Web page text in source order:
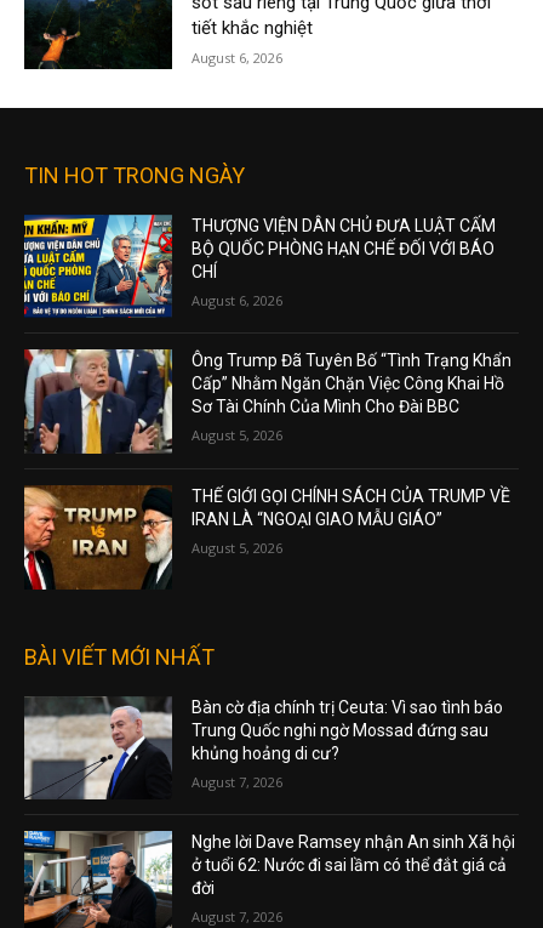
tiết khắc nghiệt
August 6, 2026
TIN HOT TRONG NGÀY
THƯỢNG VIỆN DÂN CHỦ ĐƯA LUẬT CẤM
BỘ QUỐC PHÒNG HẠN CHẾ ĐỐI VỚI BÁO
CHÍ
August 6, 2026
Ông Trump Đã Tuyên Bố “Tình Trạng Khẩn
Cấp” Nhằm Ngăn Chặn Việc Công Khai Hồ
Sơ Tài Chính Của Mình Cho Đài BBC
August 5, 2026
THẾ GIỚI GỌI CHÍNH SÁCH CỦA TRUMP VỀ
IRAN LÀ “NGOẠI GIAO MẪU GIÁO”
August 5, 2026
BÀI VIẾT MỚI NHẤT
Bàn cờ địa chính trị Ceuta: Vì sao tình báo
Trung Quốc nghi ngờ Mossad đứng sau
khủng hoảng di cư?
August 7, 2026
Nghe lời Dave Ramsey nhận An sinh Xã hội
ở tuổi 62: Nước đi sai lầm có thể đắt giá cả
đời
August 7, 2026